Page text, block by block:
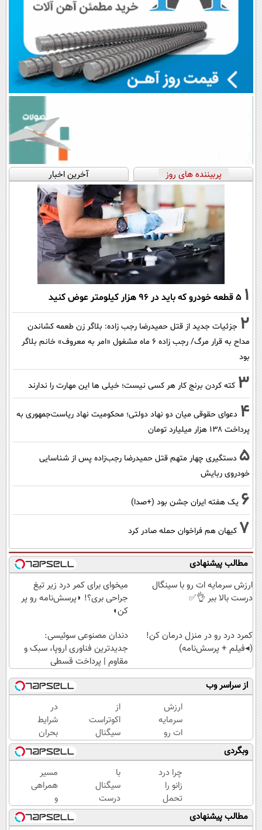
پربیننده های روز آخرین اخبار
1 ۵ قطعه خودرو که باید در ۹۶ هزار کیلومتر عوض کنید
2 جزئیات جدید از قتل حمیدرضا رجب زاده: بلاگر زن طعمه کشاندن
مداح به قرار مرگ/ رجب زاده 6 ماه مشغول «امر به معروف» خانم بلاگر
بود
3 کته کردن برنج کار هر کسی نیست؛ خیلی ها این مهارت را ندارند
4 دعوای حقوقی میان دو نهاد دولتی؛ محکومیت نهاد ریاست‌جمهوری به
پرداخت ۱۳۸ هزار میلیارد تومان
5 دستگیری چهار متهم قتل حمیدرضا رجب‌زاده پس از شناسایی
خودروی ربایش
6 یک هفته ایران جشن بود (+صدا)
7 کیهان هم فراخوان حمله صادر کرد
مطالب پیشنهادی
ارزش سرمایه ات رو با سینگال
درست بالا ببر 👌✅
میخوای برای کمر درد زیر تیغ
جراحی بری؟! ◗پرسش‌نامه رو پر
کن◖
کمرد درد رو در منزل درمان کن!
(◂فیلم + پرسش‌نامه)
دندان مصنوعی سوئیسی:
جدیدترین فناوری اروپا، سبک و
مقاوم | پرداخت قسطی
از سراسر وب
ارزش
سرمایه
ات رو
با
سینگال
درست
بالا ببر
👌✅
از
اکوتراست
سیگنال
رایگان
سرمایه
گذاری
بگیر
در
شرایط
بحران
ارزش
پولت
رو
حفظ
کن!
سیگنال
رایگان!
وبگردی
چرا درد
زانو را
تحمل
می‌کنی؟
خیلی
با
سیگنال
درست
سرمایه
گذاری
مسیر
همراهی
و
گزارش
عملکرد
مطالب پیشنهادی